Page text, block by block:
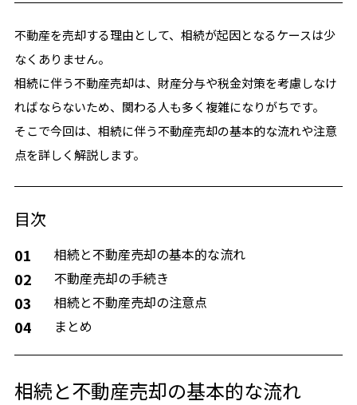
不動産を売却する理由として、相続が起因となるケースは少
なくありません。
相続に伴う不動産売却は、財産分与や税金対策を考慮しなけ
ればならないため、関わる人も多く複雑になりがちです。
そこで今回は、相続に伴う不動産売却の基本的な流れや注意
点を詳しく解説します。
目次
01 相続と不動産売却の基本的な流れ
02 不動産売却の手続き
03 相続と不動産売却の注意点
04 まとめ
相続と不動産売却の基本的な流れ